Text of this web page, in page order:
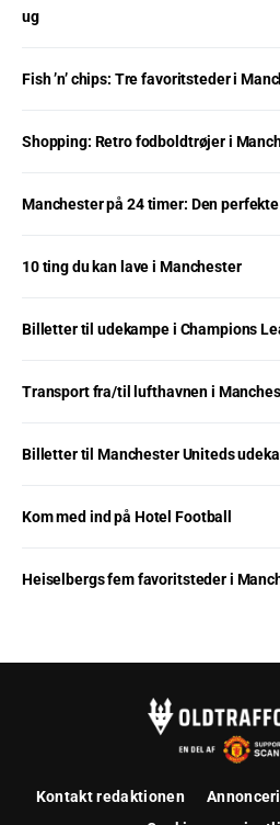
ug
Fish ’n’ chips: Tre favoritsteder i
Shopping: Retro fodboldtrøjer i
Manchester på 24 timer: Den
10 ting du kan lave i Manchester
Billetter til udekampe i Champions
Transport fra/til lufthavnen i
Billetter til Manchester Uniteds
Kom med ind på Hotel Football
Heiselbergs fem favoritsteder i
Kontakt redaktionen